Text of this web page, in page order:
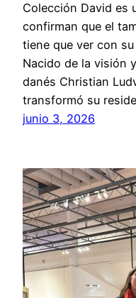
Colección David es
confirman que el
tiene que ver con
Nacido de la visión
danés Christian
transformó su
junio 3, 2026